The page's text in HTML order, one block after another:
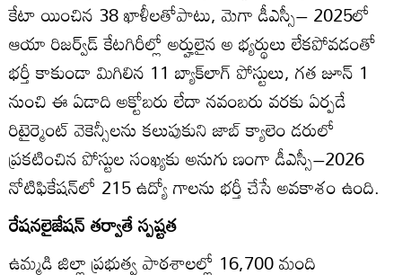
కేటా యించిన 38 ఖాళీలతోపాటు, మెగా డీఎస్సీ– 2025లో
ఆయా రిజర్వ్‌డ్‌ కేటగిరీల్లో అర్హులైన అ భ్యర్థులు లేకపోవడంతో
భర్తీ కాకుండా మిగిలిన 11 బ్యాక్‌లాగ్‌ పోస్టులు, గత జూన్‌ 1
నుంచి ఈ ఏడాది అక్టోబరు లేదా నవంబరు వరకు ఏర్పడే
రిటైర్మెంట్‌ వెకెన్సీలను కలుపుకుని జాబ్‌ క్యాలెం డరులో
ప్రకటించిన పోస్టుల సంఖ్యకు అనుగు ణంగా డీఎస్సీ–2026
నోటిఫికేషన్‌లో 215 ఉద్యో గాలను భర్తీ చేసే అవకాశం ఉంది.
రేషనలైజేషన్‌ తర్వాతే స్పష్టత
ఉమ్మడి జిల్లా ప్రభుత్వ పాఠశాలల్లో 16,700 మంది